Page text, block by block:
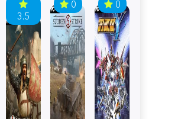
3.5
0 0